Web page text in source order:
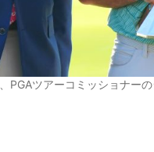
PGAツアーコミッショナー